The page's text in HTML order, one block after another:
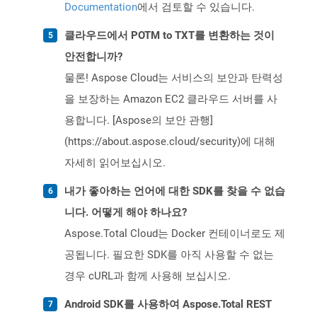
Documentation에서 검토할 수 있습니다.
클라우드에서 POTM to TXT를 변환하는 것이
안전합니까?
물론! Aspose Cloud는 서비스의 보안과 탄력성
을 보장하는 Amazon EC2 클라우드 서버를 사
용합니다. [Aspose의 보안 관행]
(https://about.aspose.cloud/security)에 대해
자세히 읽어보십시오.
내가 좋아하는 언어에 대한 SDK를 찾을 수 없습
니다. 어떻게 해야 하나요?
Aspose.Total Cloud는 Docker 컨테이너로도 제
공됩니다. 필요한 SDK를 아직 사용할 수 없는
경우 cURL과 함께 사용해 보십시오.
Android SDK를 사용하여 Aspose.Total REST